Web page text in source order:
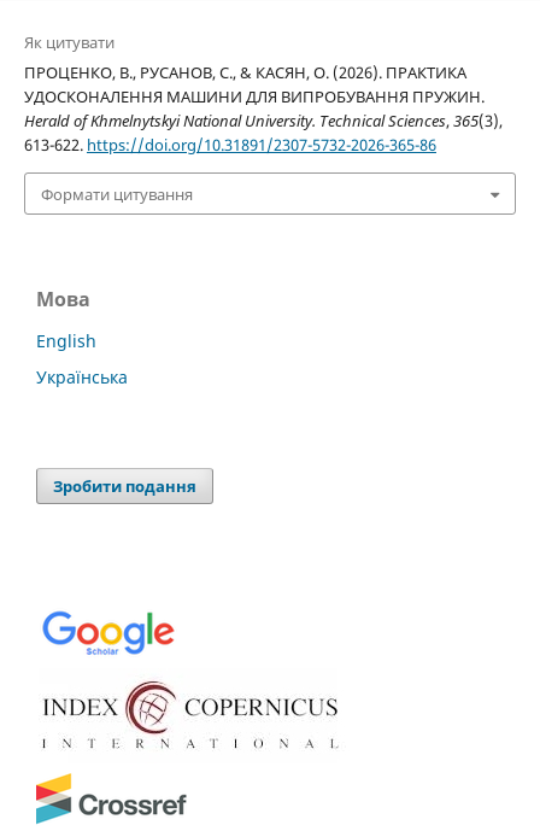
Як цитувати
ПРОЦЕНКО, В., РУСАНОВ, С., & КАСЯН, О. (2026). ПРАКТИКА
УДОСКОНАЛЕННЯ МАШИНИ ДЛЯ ВИПРОБУВАННЯ ПРУЖИН.
Herald of Khmelnytskyi National University. Technical Sciences,365(3),
613-622. https://doi.org/10.31891/2307-5732-2026-365-86
Формати цитування
Мова
English
Українська
Зробити подання